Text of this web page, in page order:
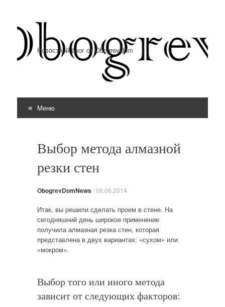
Новостной блог от ObogrevDom
Меню
Выбор метода алмазной
резки стен
ObogrevDomNews/06.06.2014
Итак, вы решили сделать проем в стене. На
сегодняшний день широкое применение
получила алмазная резка стен, которая
представлена в двух вариантах: «сухом» или
«мокром».
Выбор того или иного метода
зависит от следующих факторов: